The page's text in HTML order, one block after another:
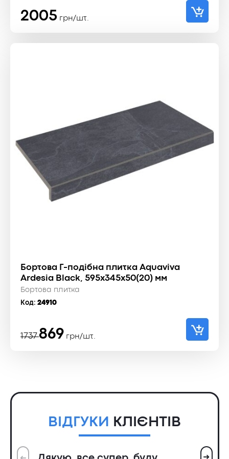
2005 грн/шт.
Бортова Г-подібна плитка Aquaviva
Ardesia Black, 595x345x50(20) мм
Бортова плитка
Код: 24910
1737
Оригінальна
869
Поточна
грн/шт.
ВІДГУКИ КЛІЄНТІВ
➜ ➜